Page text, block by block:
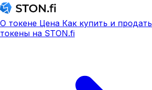
О токене Цена Как купить и продать
токены на STON.fi